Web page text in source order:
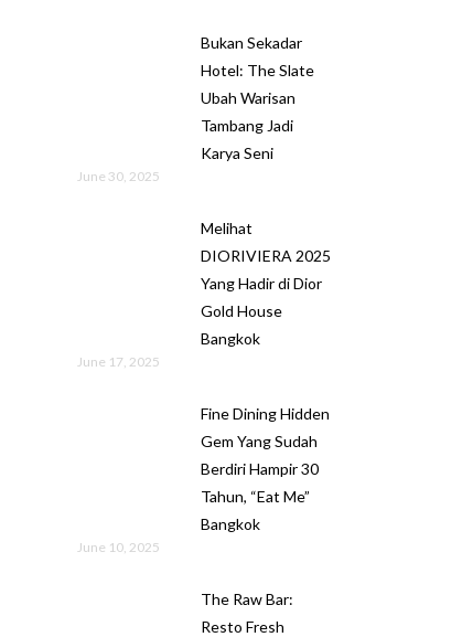
Bukan Sekadar
Hotel: The Slate
Ubah Warisan
Tambang Jadi
Karya Seni
June 30, 2025
Melihat
DIORIVIERA 2025
Yang Hadir di Dior
Gold House
Bangkok
June 17, 2025
Fine Dining Hidden
Gem Yang Sudah
Berdiri Hampir 30
Tahun, “Eat Me”
Bangkok
June 10, 2025
The Raw Bar:
Resto Fresh